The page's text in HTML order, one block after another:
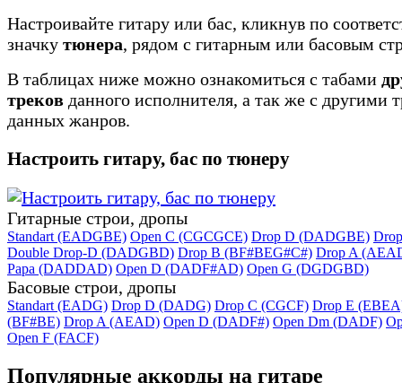
Настроивайте гитару или бас, кликнув по
значку тюнера, рядом с гитарным или басовым
В таблицах ниже можно ознакомиться с табами
треков данного исполнителя, а так же с другими
данных жанров.
Настроить гитару, бас по тюнеру
Гитарные строи, дропы
Standart (EADGBE) Open C (CGCGCE) Drop D (DADGBE)
Double Drop-D (DADGBD) Drop B (BF#BEG#C#) Drop A
Papa (DADDAD) Open D (DADF#AD) Open G (DGDGBD)
Басовые строи, дропы
Standart (EADG) Drop D (DADG) Drop C (CGCF) Drop E
(BF#BE) Drop A (AEAD) Open D (DADF#) Open Dm (DADF)
Open F (FACF)
Популярные аккорды на гитаре